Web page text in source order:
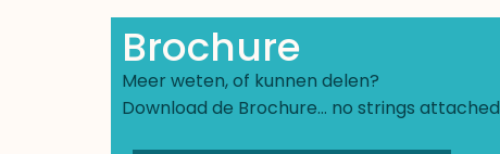
Brochure
Meer weten, of kunnen delen?
Download de Brochure… no strings attached